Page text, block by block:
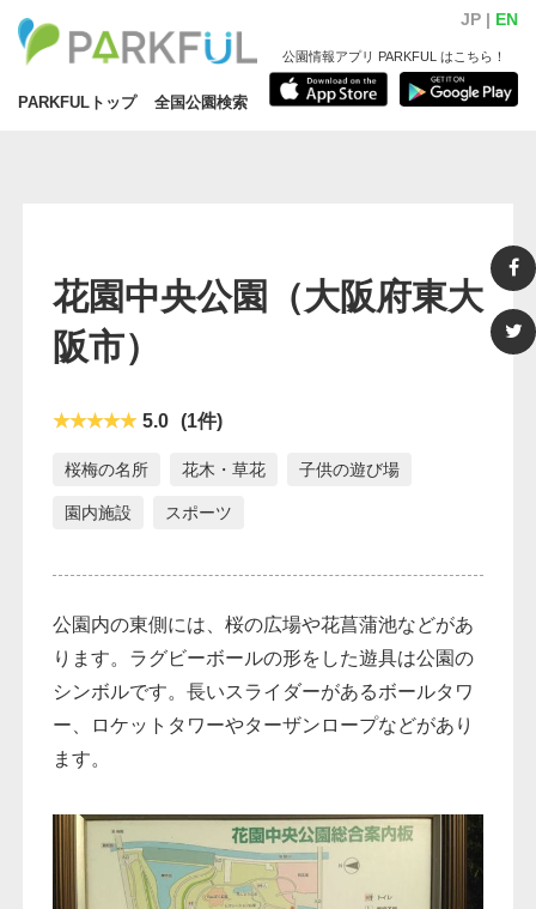
PARKFULトップ 全国公園検索
JP | EN
公園情報アプリ PARKFUL はこちら！
花園中央公園
（大阪府東大
阪市）
5.0 (1件)
桜梅の名所 花木・草花 子供の遊び場
園内施設 スポーツ
公園内の東側には、桜の広場や花菖蒲池などがあ
ります。ラグビーボールの形をした遊具は公園の
シンボルです。長いスライダーがあるボールタワ
ー、ロケットタワーやターザンロープなどがあり
ます。